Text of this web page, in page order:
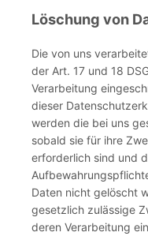
Löschung von
Die von uns
der Art. 17 und 18
Verarbeitung
dieser
werden die bei uns
sobald sie für ihre
erforderlich sind und
Daten nicht gelöscht
gesetzlich zulässige
deren Verarbeitung